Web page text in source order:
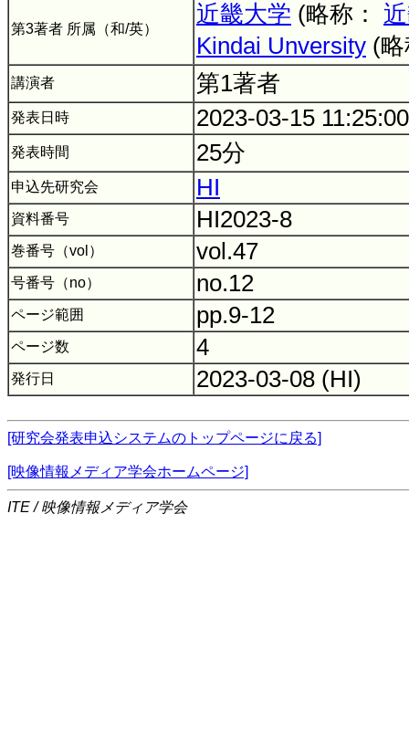
第3著者 所属（和/英）
近畿大学 (略称：
Kindai Unversity (
講演者 第1著者
発表日時 2023-03-15
発表時間 25分
申込先研究会 HI
資料番号 HI2023-8
巻番号（vol） vol.47
号番号（no） no.12
ページ範囲 pp.9-12
ページ数 4
発行日 2023-03-08 (HI)
[研究会発表申込システムのトップページに戻る]
[映像情報メディア学会ホームページ]
ITE / 映像情報メディア学会